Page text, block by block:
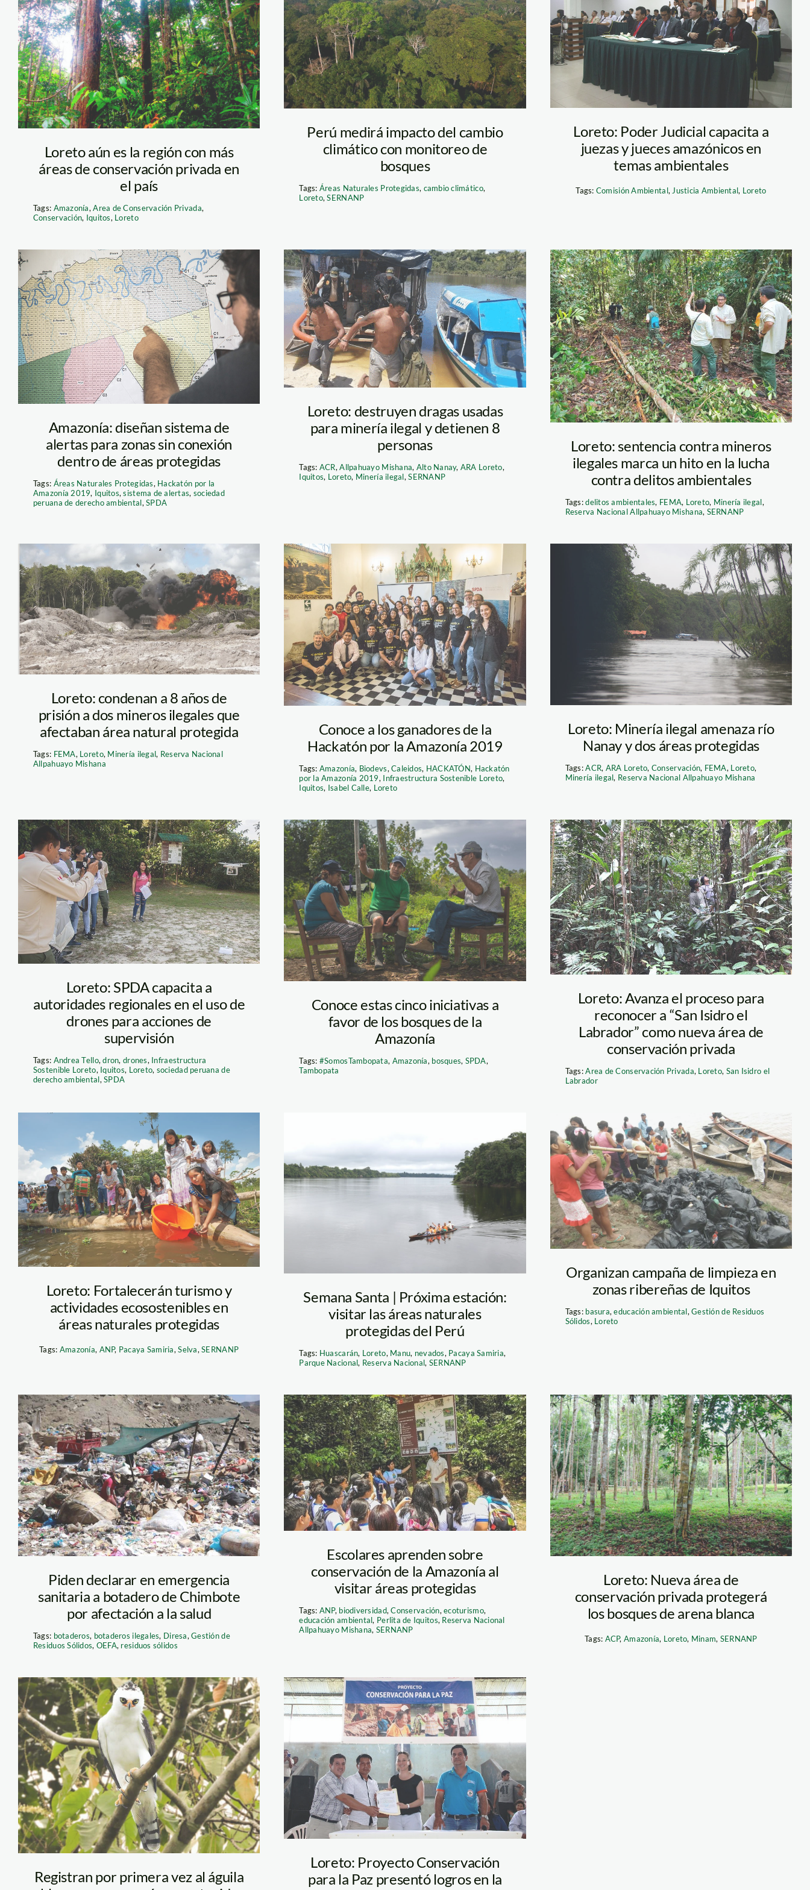
Loreto aún es la región con más
áreas de conservación privada en
el país
Tags: Amazonía,Area de Conservación Privada,
Conservación, Iquitos, Loreto
fotográfico]
Beneficios y
oportunidades
que ofrecen las
Áreas Naturales
Protegidas
que
haciendo que
Foto:
Perú medirá impacto del cambio
climático con monitoreo de
bosques
Tags: Áreas Naturales Protegidas, cambio climático,
Loreto,SERNANP
Loreto: Poder Judicial capacita a
juezas y jueces amazónicos en
temas ambientales
Tags: Comisión Ambiental,Justicia Ambiental, Loreto
hackaton_amazonia_spda_33
Amazonía: diseñan sistema de
alertas para zonas sin conexión
dentro de áreas protegidas
Tags: Áreas Naturales Protegidas, Hackatón por la
Amazonía 2019, Iquitos,sistema de alertas, sociedad
peruana de derecho ambiental,SPDA
detienenminerosilegalesNanay
Loreto: destruyen dragas usadas
para minería ilegal y detienen 8
personas
Tags: ACR,Allpahuayo Mishana, Alto Nanay, ARA Loreto,
Iquitos, Loreto, Minería ilegal,SERNANP
operativo-
contra-
talaldores-spda
Loreto: sentencia contra mineros
ilegales marca un hito en la lucha
contra delitos ambientales
Tags:delitos ambientales, FEMA, Loreto, Minería ilegal,
Reserva Nacional Allpahuayo Mishana, SERNANP
mineria-2
Loreto: condenan a 8 años de
prisión a dos mineros ilegales que
afectaban área natural protegida
Tags: FEMA, Loreto, Minería ilegal, Reserva Nacional
Allpahuayo Mishana
hackaton_amazonia_spda_1
Conoce a los ganadores de la
Hackatón por la Amazonía 2019
Tags: Amazonía, Biodevs,Caleidos, HACKATÓN, Hackatón
por la Amazonía 2019, Infraestructura Sostenible Loreto,
Iquitos, Isabel Calle, Loreto
operativo-
dragas-2
Loreto: Minería ilegal amenaza río
Nanay y dos áreas protegidas
Tags:ACR, ARA Loreto, Conservación, FEMA, Loreto,
Minería ilegal, Reserva Nacional Allpahuayo Mishana
capacitacion_drone_iquitos_2
Loreto: SPDA capacita a
autoridades regionales en el uso de
drones para acciones de
supervisión
Tags: Andrea Tello,dron, drones, Infraestructura
Sostenible Loreto, Iquitos, Loreto, sociedad peruana de
derecho ambiental,SPDA
Tambopata-
SPDA
Conoce estas cinco iniciativas a
favor de los bosques de la
Amazonía
Tags: #SomosTambopata, Amazonía, bosques, SPDA,
Tambopata
Loreto: Avanza el proceso para
reconocer a “San Isidro el
Labrador” como nueva área de
conservación privada
Tags:Area de Conservación Privada, Loreto, San Isidro el
Labrador
Pacaya Samiria
Loreto: Fortalecerán turismo y
actividades ecosostenibles en
áreas naturales protegidas
Tags: Amazonía, ANP, Pacaya Samiria,Selva,SERNANP
pacaya-samiria
—-jaime-tranca—
spda1
Samiria se
agua amazónico.
Semana Santa | Próxima estación:
visitar las áreas naturales
protegidas del Perú
Tags: Huascarán, Loreto, Manu, nevados, Pacaya Samiria,
Parque Nacional, Reserva Nacional, SERNANP
hazla-por-tu-rio-
spda7
Organizan campaña de limpieza en
zonas ribereñas de Iquitos
Tags: basura,educación ambiental,Gestión de Residuos
Sólidos, Loreto
botadero—
andina
Piden declarar en emergencia
sanitaria a botadero de Chimbote
por afectación a la salud
Tags: botaderos, botaderos ilegales, Diresa,Gestión de
Residuos Sólidos, OEFA, residuos sólidos
visita_escolares_allpahuayo_mishana_1
Escolares aprenden sobre
conservación de la Amazonía al
visitar áreas protegidas
Tags: ANP, biodiversidad,Conservación,ecoturismo,
educación ambiental, Perlita de Iquitos, Reserva Nacional
Allpahuayo Mishana, SERNANP
ACP-loreto—
sernanp
Loreto: Nueva área de
conservación privada protegerá
los bosques de arena blanca
Tags: ACP, Amazonía, Loreto, Minam, SERNANP
Águila-blanca-y-
negra_Registro_RNAM_SERNANP_2018
Registran por primera vez al águila
entrega-titulo-
santa-maria
Loreto: Proyecto Conservación
para la Paz presentó logros en la